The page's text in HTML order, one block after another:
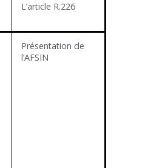
L’article R.226
Présentation de
l’AFSIN